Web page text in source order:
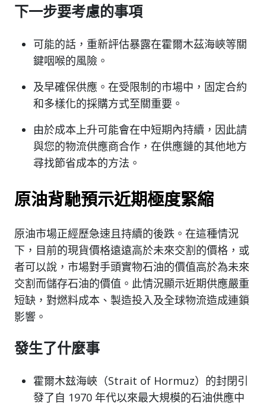
下一步要考慮的事項
可能的話，重新評估暴露在霍爾木茲海峽等關
鍵咽喉的風險。
及早確保供應。在受限制的市場中，固定合約
和多樣化的採購方式至關重要。
由於成本上升可能會在中短期內持續，因此請
與您的物流供應商合作，在供應鏈的其他地方
尋找節省成本的方法。
原油背馳預示近期極度緊縮
原油市場正經歷急速且持續的後跌。在這種情況
下，目前的現貨價格遠遠高於未來交割的價格，或
者可以說，市場對手頭實物石油的價值高於為未來
交割而儲存石油的價值。此情況顯示近期供應嚴重
短缺，對燃料成本、製造投入及全球物流造成連鎖
影響。
發生了什麼事
霍爾木玆海峽（Strait of Hormuz）的封閉引
發了自 1970 年代以來最大規模的石油供應中